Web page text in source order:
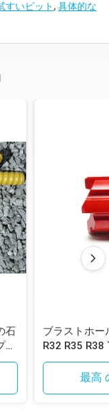
件無し
さのあなたの要求とし
1.7 -
24.9
3 –
すいビット, 具体的な
石
ブラストホー
R32 R35
ックボタンビ
最高